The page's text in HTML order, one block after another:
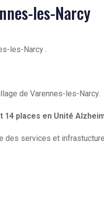
les-Narcy
les-Narcy .
de Varennes-les-Narcy.
14 places en Unité
services et